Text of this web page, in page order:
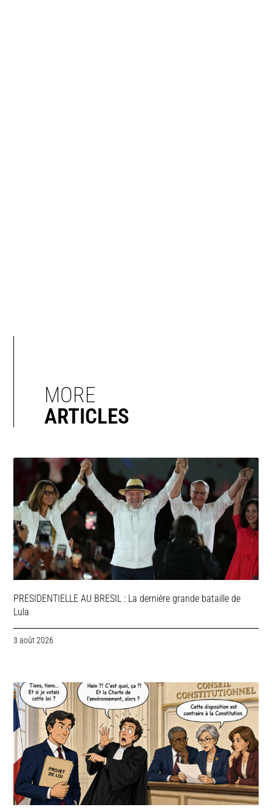
MORE
ARTICLES
PRESIDENTIELLE AU BRESIL : La dernière grande bataille de
Lula
3 août 2026